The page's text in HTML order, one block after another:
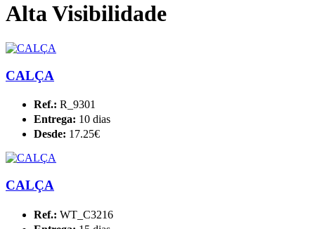
Alta Visibilidade
CALÇA
Ref.: R_9301
Entrega: 10 dias
Desde: 17.25€
CALÇA
Ref.: WT_C3216